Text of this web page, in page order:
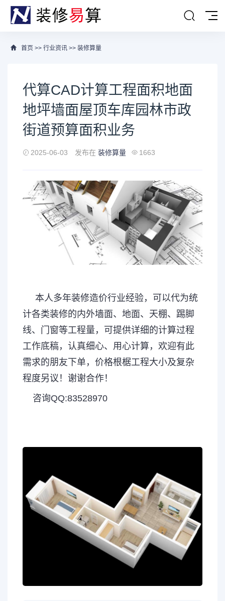
首页 >> 行业资讯 >> 装修算量
代算CAD计算工程面积地面
地坪墙面屋顶车库园林市政
街道预算面积业务
2025-06-03 发布在 装修算量 1663
本人多年装修造价行业经验，可以代为统
计各类装修的内外墙面、地面、天棚、踢脚
线、门窗等工程量，可提供详细的计算过程
工作底稿，认真细心、用心计算，欢迎有此
需求的朋友下单，价格根椐工程大小及复杂
程度另议！谢谢合作！
咨询QQ:83528970